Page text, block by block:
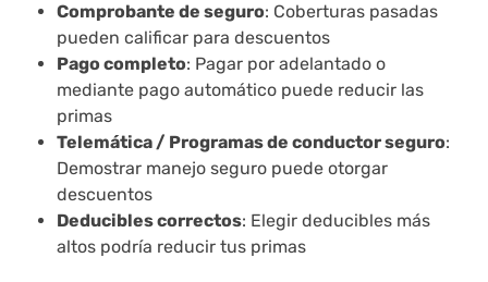
Comprobante de seguro: Coberturas pasadas
pueden calificar para descuentos
Pago completo: Pagar por adelantado o
mediante pago automático puede reducir las
primas
Telemática / Programas de conductor seguro:
Demostrar manejo seguro puede otorgar
descuentos
Deducibles correctos: Elegir deducibles más
altos podría reducir tus primas